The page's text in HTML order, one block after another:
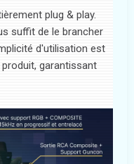
plug & play.
suffit de le brancher
d'utilisation est
garantissant